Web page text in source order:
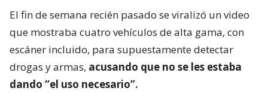
El fin de semana recién pasado se viralizó un video
que mostraba cuatro vehículos de alta gama, con
escáner incluido, para supuestamente detectar
drogas y armas, acusando que no se les estaba
dando “el uso necesario”.